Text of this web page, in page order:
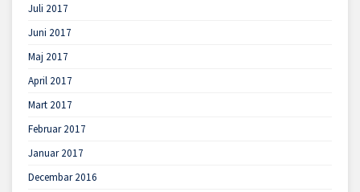
Juli 2017
Juni 2017
Maj 2017
April 2017
Mart 2017
Februar 2017
Januar 2017
Decembar 2016